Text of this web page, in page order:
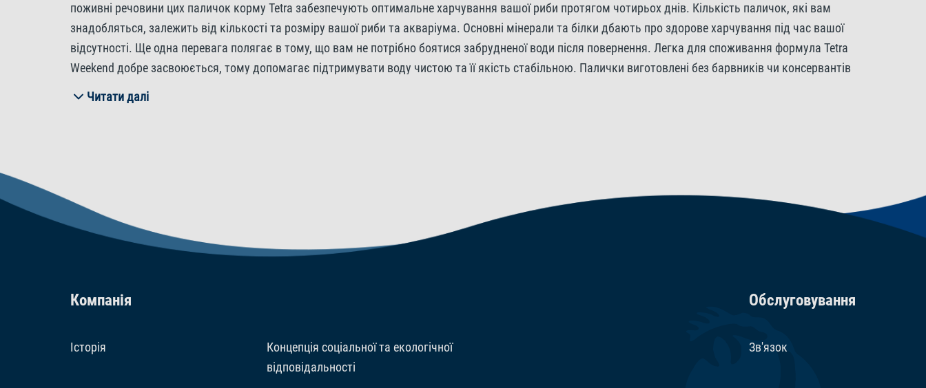
Добавки
Вітаміни: Вітамін D3 2047 МО/кг. Регулятори кислотності: Лимонна
поживні речовини цих паличок корму Tetra забезпечують оптимальне харчування вашої риби протягом чотирьох днів. Кількість паличок, які вам
знадобляться, залежить від кількості та розміру вашої риби та акваріума. Основні мінерали та білки дбають про здорове харчування під час вашої
відсутності. Ще одна перевага полягає в тому, що вам не потрібно боятися забрудненої води після повернення. Легка для споживання формула Tetra
Weekend добре засвоюється, тому допомагає підтримувати воду чистою та її якість стабільною. Палички виготовлені без барвників чи консервантів
і забезпечують оптимальний ріст – навіть коли вас немає. Tetra Weekend - додатковий корм для декоративних риб. Це не замінить збалансоване
харчування в довгостроковій перспективі.
Читати далі
Компанія
Історія
Концепція соціальної та екологічної
відповідальності
Обслуговування
Зв'язок